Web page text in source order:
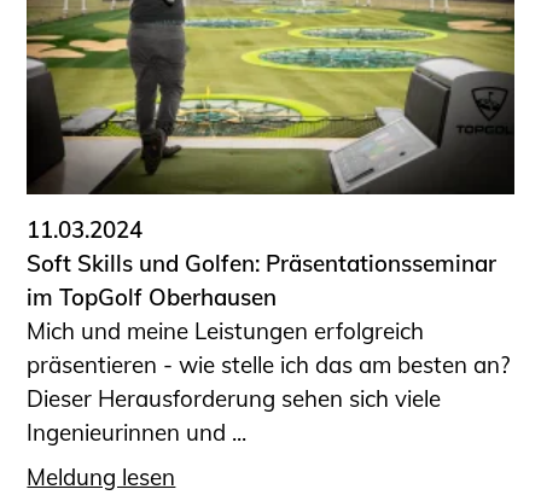
11.03.2024
Soft Skills und Golfen: Präsentationsseminar
im TopGolf Oberhausen
Mich und meine Leistungen erfolgreich
präsentieren - wie stelle ich das am besten an?
Dieser Herausforderung sehen sich viele
Ingenieurinnen und ...
Meldung lesen